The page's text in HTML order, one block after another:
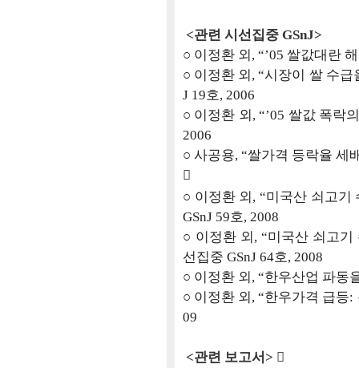
<관련 시선집중 GSnJ>
○ 이정환 외, “’05 쌀값대란
○ 이정환 외, “시장이 쌀 수
J 19호, 2006
○ 이정환 외, “’05 쌀값 폭락
2006
○ 사공용, “쌀가격 등락율 세

○ 이정환 외, “미국산 쇠고기
GSnJ 59호, 2008
○ 이정환 외, “미국산 쇠고
선집중 GSnJ 64호, 2008
○ 이정환 외, “한우산업 파동
○ 이정환 외, “한우가격 급등:
09
<관련 보고서> 